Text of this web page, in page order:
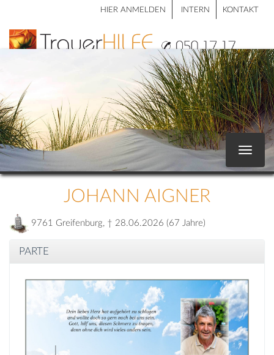
HIER ANMELDEN INTERN KONTAKT
Toggle
JOHANN AIGNER
9761 Greifenburg, † 28.06.2026 (67 Jahre)
PARTE